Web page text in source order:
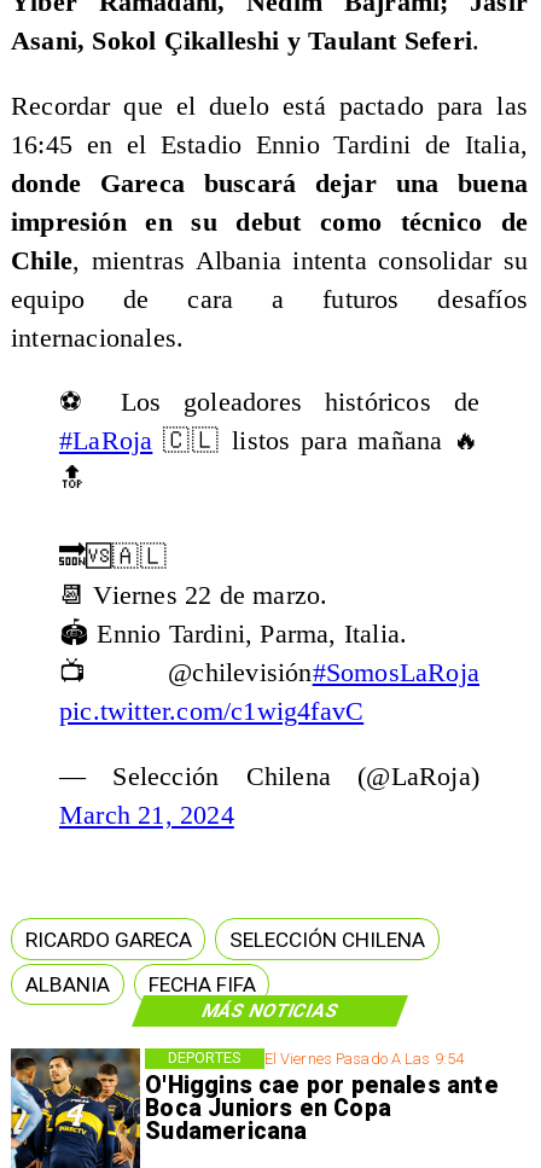
MÁS NOTICIAS
El Viernes Pasado A Las 9:54
O'Higgins cae por penales ante
Boca Juniors en Copa
Sudamericana
DEPORTES
Asani, Sokol Çikalleshi y Taulant Seferi.
​Recordar que el duelo está pactado para las
16:45 en el Estadio Ennio Tardini de Italia,
donde Gareca buscará dejar una buena
impresión en su debut como técnico de
Chile, mientras Albania intenta consolidar su
equipo de cara a futuros desafíos
internacionales.
⚽ Los goleadores históricos de
#LaRoja 🇨🇱 listos para mañana 🔥
🔝
🔜🆚🇦🇱
📆 Viernes 22 de marzo.
🏟️ Ennio Tardini, Parma, Italia.
📺 @chilevisión#SomosLaRoja
pic.twitter.com/c1wig4favC
— Selección Chilena (@LaRoja)
March 21, 2024
RICARDO GARECA
SELECCIÓN CHILENA
ALBANIA
FECHA FIFA